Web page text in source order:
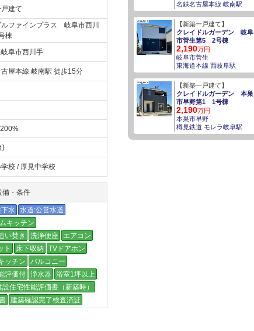
建て
ルファインプラス 岐阜市西川
棟
阜市西川手
屋本線 岐南駅 徒歩15分
)
校 / 厚見中学校
備・条件
水 水道:公営水道
キッチン
い焚き 洗浄便座
エアコン
ト 床下収納
TVドアホン
ッチン
バルコニー
評価付 浄水器
浴室1坪以上
設住宅性能評価書（新築時）
建築確認完了検査済証
名鉄名古屋本線 岐南駅
【新築一戸建て】
クレイドルガーデン 岐阜
市菅生第5 2号棟
2,190万円
岐阜市菅生
東海道本線 西岐阜駅
【新築一戸建て】
クレイドルガーデン 本巣
市早野第1 1号棟
2,190万円
本巣市早野
樽見鉄道 モレラ岐阜駅